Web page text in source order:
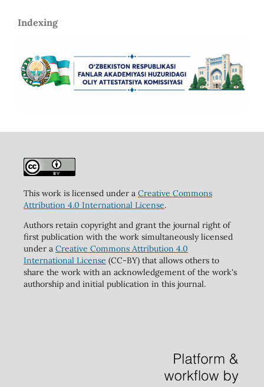
Indexing
This work is licensed under a Creative Commons
Attribution 4.0 International License.
Authors retain copyright and grant the journal right of
first publication with the work simultaneously licensed
under a Creative Commons Attribution 4.0
International License (CC-BY) that allows others to
share the work with an acknowledgement of the work's
authorship and initial publication in this journal.